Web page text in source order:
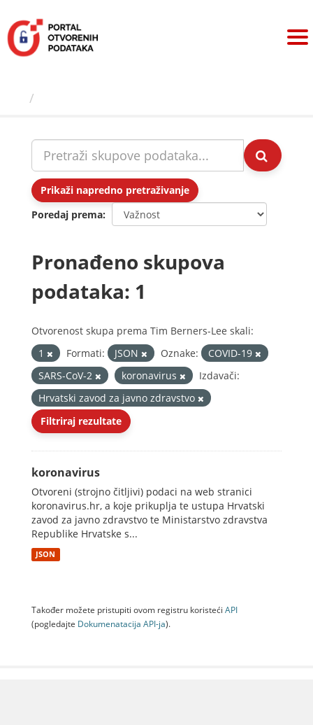
sadržaj
Prikaži napredno pretraživanje
Poredaj prema
Pronađeno skupova
podataka: 1
Otvorenost skupa prema Tim Berners-Lee skali:
1
Formati: JSON Oznake:
COVID-19
SARS-CoV-2
koronavirus
Izdavači:
Hrvatski zavod za javno zdravstvo
Filtriraj rezultate
koronavirus
Otvoreni (strojno čitljivi) podaci na web stranici
koronavirus.hr, a koje prikuplja te ustupa Hrvatski
zavod za javno zdravstvo te Ministarstvo zdravstva
Republike Hrvatske s...
JSON
Također možete pristupiti ovom registru koristeći API
(pogledajte Dokumenаtаcijа API-jа).